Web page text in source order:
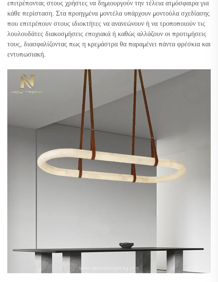
επιτρέποντας στους χρήστες να δημιουργούν την τέλεια ατμόσφαιρα για
κάθε περίσταση. Στα προηγμένα μοντέλα υπάρχουν μοντούλα σχεδίασης
που επιτρέπουν στους ιδιοκτήτες να ανανεώνουν ή να τροποποιούν τις
λουλουδάτες διακοσμήσεις εποχιακά ή καθώς αλλάζουν οι προτιμήσεις
τους, διασφαλίζοντας πως η κρεμάστρα θα παραμένει πάντα φρέσκια και
εντυπωσιακή.